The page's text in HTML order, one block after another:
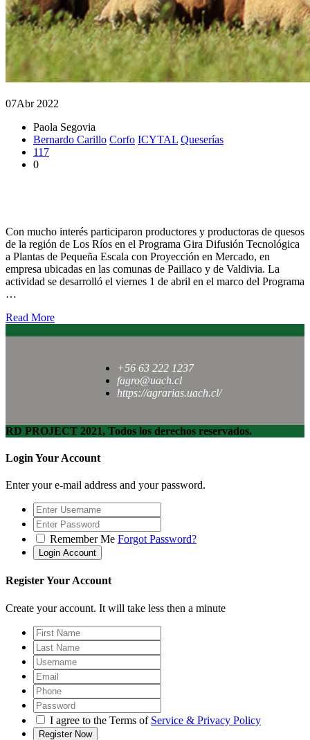
07Abr 2022
Paola Segovia
Bernardo Carillo Corfo ICYTAL Queserías
117
0
Con mucho interés participaron productores y productoras de quesos
de la región de Los Ríos en el Programa Gira Difusión Tecnológica
a Plantas de Pequeña Escala con Proyección en Mercado, en
empresa ubicadas en las comunas de Paillaco y de Valdivia. La
actividad se desarrolló el viernes 1 de abril en el marco del Programa
…
Read More
+56 63 222 1237
fagro@uach.cl
https://agrarias.uach.cl/
RD PROJECT 2021, Todos los derechos reservados.
Login Your Account
Enter your e-mail address and your password.
Remember Me Forgot Password?
Register Your Account
Create your account. It will take less then a minute
I agree to the Terms of Service & Privacy Policy